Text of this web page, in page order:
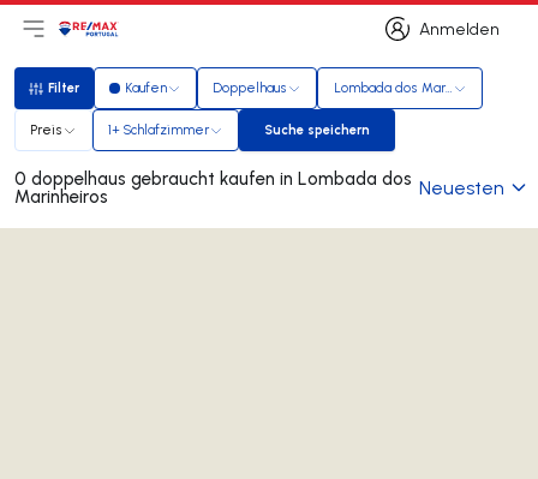
Anmelden
Anmelden
Hauptmenü öffnen
LogoZur Startseite
Filter
Filter Kaufen Doppelhaus Lombada dos Marinheiros
Preis 1+ Schlafzimmer Suche speichern
Suche speichern
0 doppelhaus gebraucht kaufen in Lombada dos
Marinheiros Neuesten